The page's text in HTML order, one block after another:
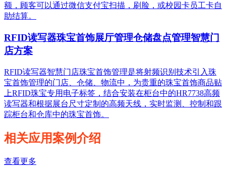
额，顾客可以通过微信支付宝扫描，刷脸，或校园卡员工卡自
助结算。
RFID读写器珠宝首饰展厅管理仓储盘点管理智慧门
店方案
RFID读写器智慧门店珠宝首饰管理是将射频识别技术引入珠
宝首饰管理的门店、仓储、物流中，为贵重的珠宝首饰商品贴
上RFID珠宝专用电子标签，结合安装在柜台中的HR7738高频
读写器和根据展台尺寸定制的高频天线，实时监测、控制和跟
踪柜台和仓库中的珠宝首饰。
相关应用案例介绍
查看更多